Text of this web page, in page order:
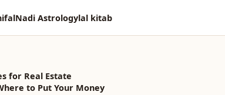
Nadi Astrologylal kitab
for Real Estate
to Put Your Money